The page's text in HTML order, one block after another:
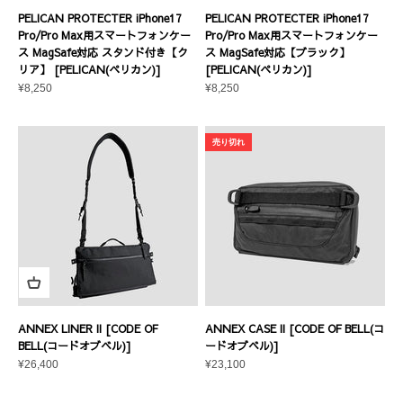
PELICAN PROTECTER iPhone17
Pro/Pro Max用スマートフォンケー
ス MagSafe対応 スタンド付き【ク
リア】 [PELICAN(ペリカン)]
セール価格
¥8,250
PELICAN PROTECTER iPhone17
Pro/Pro Max用スマートフォンケー
ス MagSafe対応【ブラック】
[PELICAN(ペリカン)]
セール価格
¥8,250
ANNEX LINER II [CODE OF
BELL(コードオブベル)]
セール価格
¥26,400
売り切れ
ANNEX CASE II [CODE OF BELL(コ
ードオブベル)]
セール価格
¥23,100